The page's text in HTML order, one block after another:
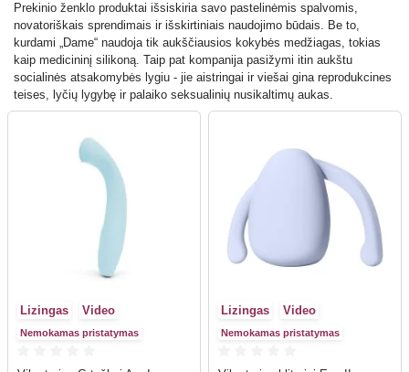
Prekinio ženklo produktai išsiskiria savo pastelinėmis spalvomis,
novatoriškais sprendimais ir išskirtiniais naudojimo būdais. Be to,
kurdami „Dame“ naudoja tik aukščiausios kokybės medžiagas, tokias
kaip medicininį silikoną. Taip pat kompanija pasižymi itin aukštu
socialinės atsakomybės lygiu - jie aistringai ir viešai gina reprodukcines
teises, lyčių lygybę ir palaiko seksualinių nusikaltimų aukas.
Lizingas Video
Nemokamas pristatymas
Lizingas Video
Nemokamas pristatymas